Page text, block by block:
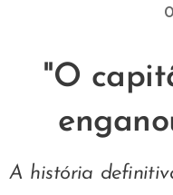
"O
A história